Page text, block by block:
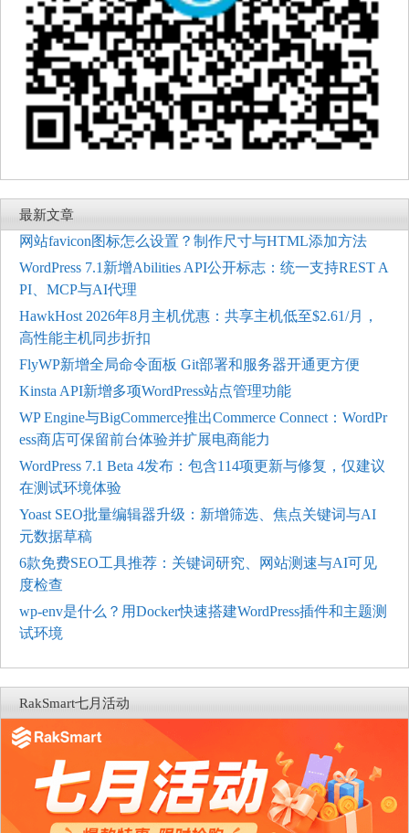
最新文章
网站favicon图标怎么设置？制作尺寸与HTML添加方法
WordPress 7.1新增Abilities API公开标志：统一支持REST A
PI、MCP与AI代理
HawkHost 2026年8月主机优惠：共享主机低至$2.61/月，
高性能主机同步折扣
FlyWP新增全局命令面板 Git部署和服务器开通更方便
Kinsta API新增多项WordPress站点管理功能
WP Engine与BigCommerce推出Commerce Connect：WordPr
ess商店可保留前台体验并扩展电商能力
WordPress 7.1 Beta 4发布：包含114项更新与修复，仅建议
在测试环境体验
Yoast SEO批量编辑器升级：新增筛选、焦点关键词与AI
元数据草稿
6款免费SEO工具推荐：关键词研究、网站测速与AI可见
度检查
wp-env是什么？用Docker快速搭建WordPress插件和主题测
试环境
RakSmart七月活动